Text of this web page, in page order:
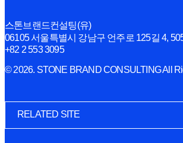
스톤브랜드컨설팅(유)
06105 서울특별시 강남구 언주로 125길 4,
+82 2 553 3095
© 2026. STONE BRAND CONSULTING All
RELATED SITE